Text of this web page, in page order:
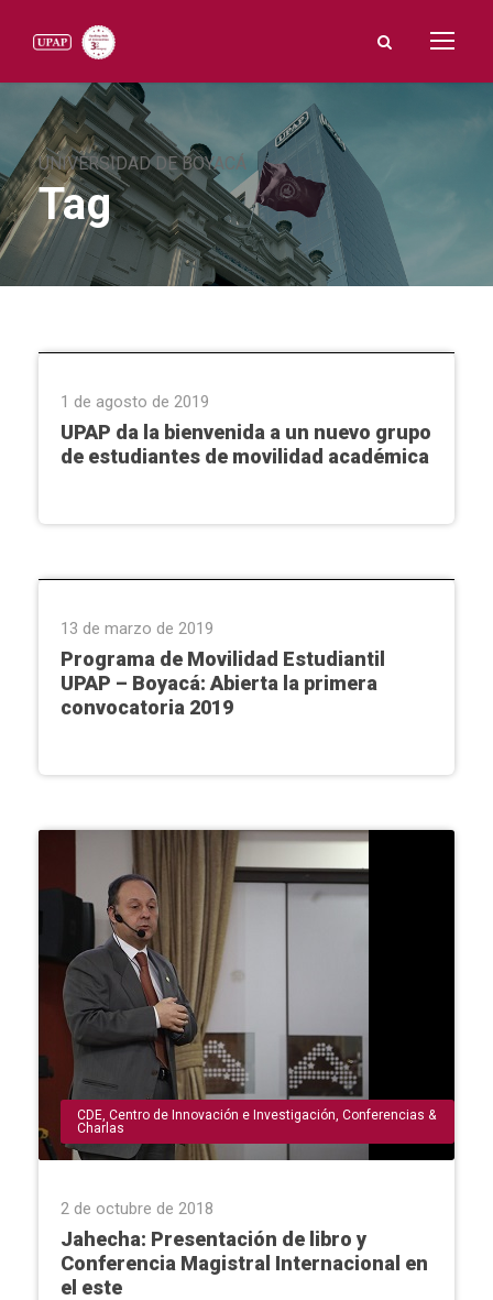
UNIVERSIDAD DE BOYACÁ
Tag
1 de agosto de 2019
UPAP da la bienvenida a un nuevo grupo
de estudiantes de movilidad académica
13 de marzo de 2019
Programa de Movilidad Estudiantil
UPAP – Boyacá: Abierta la primera
convocatoria 2019
CDE Centro de Innovación e Investigación Conferencias &
Charlas
2 de octubre de 2018
Jahecha: Presentación de libro y
Conferencia Magistral Internacional en
el este